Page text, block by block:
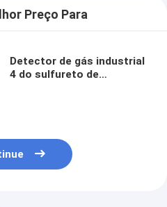
Preço Para
Detector de gás industrial
4 do sulfureto de